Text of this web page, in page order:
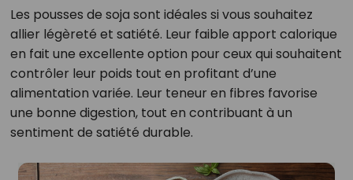
Les pousses de soja sont idéales si vous souhaitez
allier légèreté et satiété. Leur faible apport calorique
en fait une excellente option pour ceux qui souhaitent
contrôler leur poids tout en profitant d’une
alimentation variée. Leur teneur en fibres favorise
une bonne digestion, tout en contribuant à un
sentiment de satiété durable.